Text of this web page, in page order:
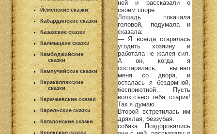
Йеменские сказки
Кабардинские сказки
Казахские сказки
Калмыцкие сказки
Камбоджийские
сказки
Кампучийские сказки
Каракалпакские
сказки
Карачаевские сказки
Карельские сказки
Каталонские сказки
Керекские сказки
ней и рассказали о
своем споре.
Лошадь покачала
головой, подумала и
сказала:
— Я всегда старалась
угодить хозяину и
работала не жалея сил.
А он, когда я
состарилась, выгнал
меня со двора, и
осталась я бездомной,
бесприютной… Пусть
волк съест тебя, старик!
Так я думаю.
Второй встретилась им
дряхлая, беззубая.
собака. Поздоровались